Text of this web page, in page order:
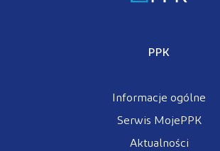
PPK
Informacje ogólne
Serwis MojePPK
Aktualności